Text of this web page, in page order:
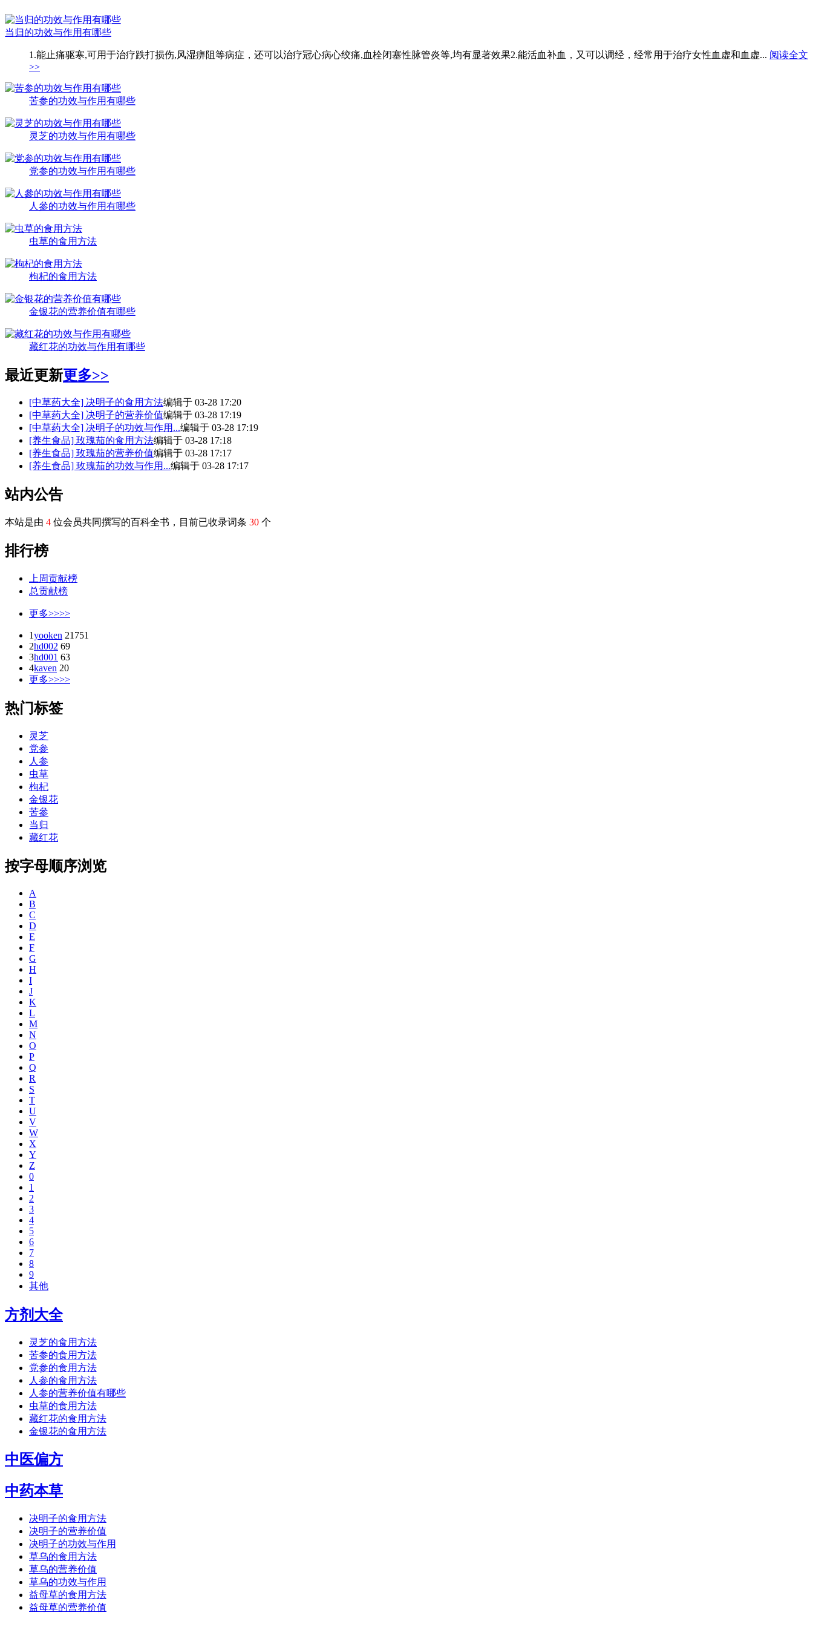
当归的功效与作用有哪些
1.能止痛驱寒,可用于治疗跌打损伤,风湿痹阻等病症，还可以治疗冠心病心绞痛,血栓闭塞性脉管炎等,均有显著效果2.能活血补血，又可以调经，经常用于治疗女性血虚和血虚... 阅读全文
>>
苦参的功效与作用有哪些
灵芝的功效与作用有哪些
党参的功效与作用有哪些
人參的功效与作用有哪些
虫草的食用方法
枸杞的食用方法
金银花的营养价值有哪些
藏红花的功效与作用有哪些
最近更新更多>>
[中草药大全] 决明子的食用方法编辑于 03-28 17:20
[中草药大全] 决明子的营养价值编辑于 03-28 17:19
[中草药大全] 决明子的功效与作用...编辑于 03-28 17:19
[养生食品] 玫瑰茄的食用方法编辑于 03-28 17:18
[养生食品] 玫瑰茄的营养价值编辑于 03-28 17:17
[养生食品] 玫瑰茄的功效与作用...编辑于 03-28 17:17
站内公告
本站是由 4 位会员共同撰写的百科全书，目前已收录词条 30 个
排行榜
上周贡献榜
总贡献榜
更多>>>>
1yooken 21751
2hd002 69
3hd001 63
4kaven 20
更多>>>>
热门标签
灵芝
党参
人参
虫草
枸杞
金银花
苦參
当归
藏红花
按字母顺序浏览
A
B
C
D
E
F
G
H
I
J
K
L
M
N
O
P
Q
R
S
T
U
V
W
X
Y
Z
0
1
2
3
4
5
6
7
8
9
其他
方剂大全
灵芝的食用方法
苦参的食用方法
党参的食用方法
人参的食用方法
人参的营养价值有哪些
虫草的食用方法
藏红花的食用方法
金银花的食用方法
中医偏方
中药本草
决明子的食用方法
决明子的营养价值
决明子的功效与作用
草乌的食用方法
草乌的营养价值
草乌的功效与作用
益母草的食用方法
益母草的营养价值